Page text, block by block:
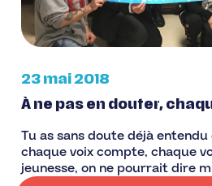
23 mai 2018
À ne pas en douter,
Tu as sans doute déjà
chaque voix compte, chaque
jeunesse, on ne pourrait dire